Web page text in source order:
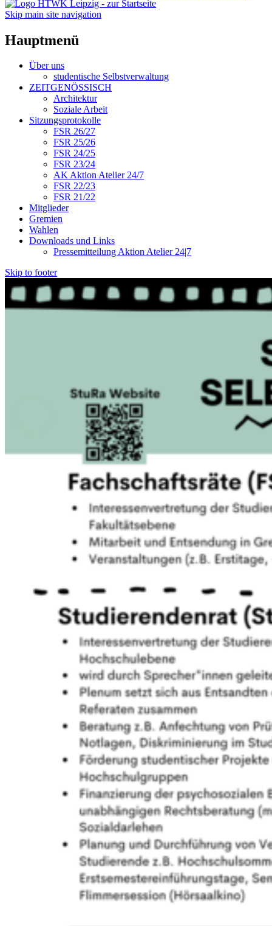
Skip main site navigation
Hauptmenü
Über uns
studentische Selbstverwaltung
ZEITGENÖSSISCH
Architektur
Soziale Arbeit
Sitzungsprotokolle
FSR 26/27
FSR 25/26
FSR 24/25
FSR 23/24
AK Aktion Atelier 24/7
FSR 22/23
FSR 21/22
Mitglieder
Gremien
Wahlen
Downloads und Links
Pressemitteilung Aktion Atelier 24|7
Skip to footer